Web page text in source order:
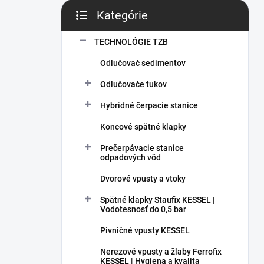
Preskočiť kategórie
Kategórie
TECHNOLÓGIE TZB
Odlučovač sedimentov
Odlučovače tukov
Hybridné čerpacie stanice
Koncové spätné klapky
Prečerpávacie stanice
odpadových vôd
Dvorové vpusty a vtoky
Spätné klapky Staufix KESSEL |
Vodotesnosť do 0,5 bar
Pivničné vpusty KESSEL
Nerezové vpusty a žlaby Ferrofix
KESSEL | Hygiena a kvalita